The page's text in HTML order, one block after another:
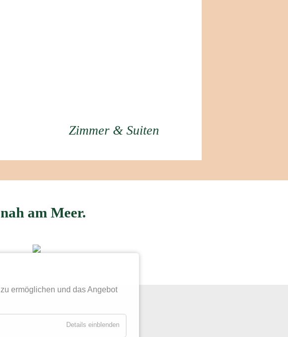
Zimmer & Suiten
am Meer.
ermöglichen und das Angebot
Details einblenden